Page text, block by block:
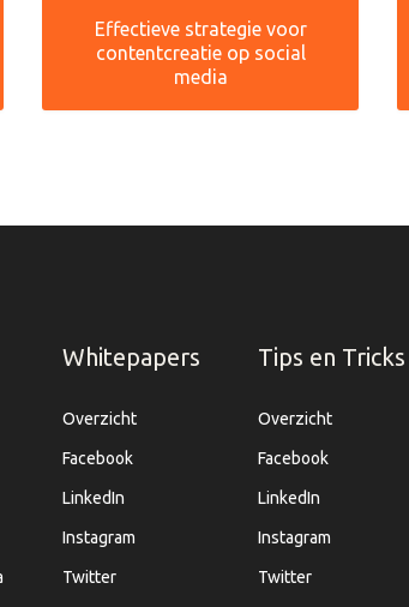
Effectieve strategie voor
contentcreatie op social
media
Whitepapers
Overzicht
Facebook
LinkedIn
Instagram
Twitter
Tips en Tricks
Overzicht
Facebook
LinkedIn
Instagram
Twitter